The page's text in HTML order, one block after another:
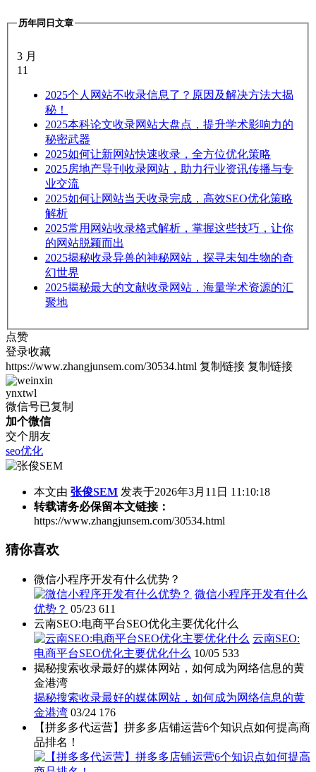
历年同日文章
3 月
11
2025个人网站不收录信息了？原因及解决方法大揭
秘！
2025本科论文收录网站大盘点，提升学术影响力的
秘密武器
2025如何让新网站快速收录，全方位优化策略
2025房地产导刊收录网站，助力行业资讯传播与专
业交流
2025如何让网站当天收录完成，高效SEO优化策略
解析
2025常用网站收录格式解析，掌握这些技巧，让你
的网站脱颖而出
2025揭秘收录异兽的神秘网站，探寻未知生物的奇
幻世界
2025揭秘最大的文献收录网站，海量学术资源的汇
聚地
点赞
登录收藏
https://www.zhangjunsem.com/30534.html 复制链接 复制链接
ynxtwl
微信号已复制
加个微信
交个朋友
seo优化
本文由 张俊SEM 发表于2026年3月11日 11:10:18
转载请务必保留本文链接：
https://www.zhangjunsem.com/30534.html
猜你喜欢
微信小程序开发有什么优势？
微信小程序开发有什么
优势？ 05/23 611
云南SEO:电商平台SEO优化主要优化什么
云南SEO:
电商平台SEO优化主要优化什么 10/05 533
揭秘搜索收录最好的媒体网站，如何成为网络信息的黄
金港湾
揭秘搜索收录最好的媒体网站，如何成为网络信息的黄
金港湾 03/24 176
【拼多多代运营】拼多多店铺运营6个知识点如何提高商
品排名！